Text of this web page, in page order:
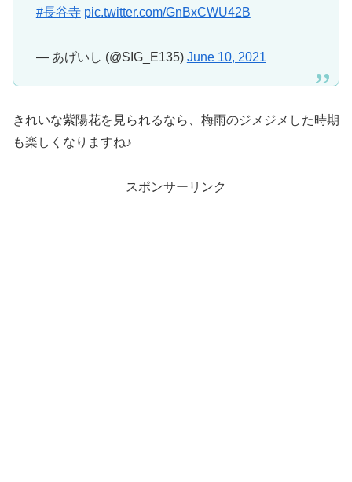
#長谷寺 pic.twitter.com/GnBxCWU42B
— あげいし (@SIG_E135) June 10, 2021
きれいな紫陽花を見られるなら、梅雨のジメジメした時期
も楽しくなりますね♪
スポンサーリンク